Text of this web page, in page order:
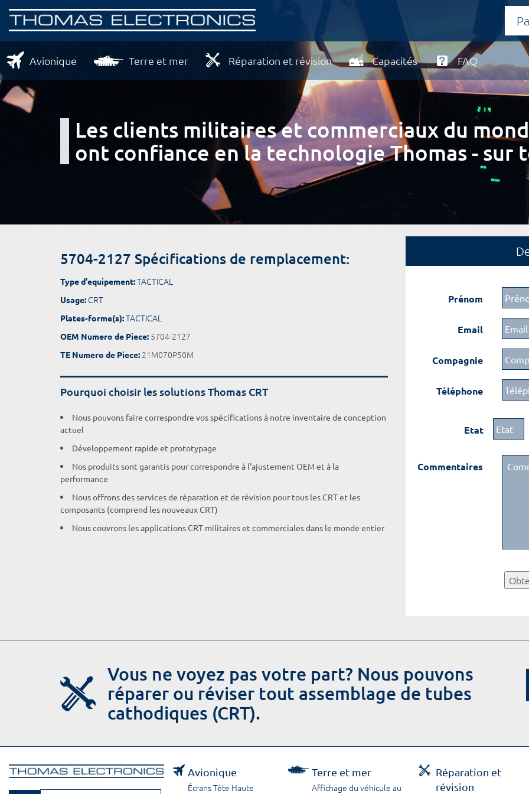
Avionique Terre et mer Réparation et révision Capacités FAQ
Les clients militaires et commerciaux du
ont confiance en la technologie Thomas - sur
5704-2127 Spécifications de remplacement:
Type d'equipement:TACTICAL
Usage: CRT
Plates-forme(s):TACTICAL
OEM Numero de Piece: 5704-2127
TE Numero de Piece: 21M070P50M
Pourquoi choisir les solutions Thomas CRT
Nous pouvons faire correspondre vos spécifications à notre inventaire de conception
actuel
Développement rapide et prototypage
Nos produits sont garantis pour correspondre à l'ajustement OEM et à la
performance
Nous offrons des services de réparation et de révision pour tous les CRT et les
composants (comprend les nouveaux CRT)
Nous couvrons les applications CRT militaires et commerciales dans le monde entier
Prénom
Email
Compagnie
Téléphone
Etat
Commentaires
Vous ne voyez pas votre part? Nous pouvons
réparer ou réviser tout assemblage de tubes
cathodiques (CRT).
Avionique
Écrans Tête Haute
Terre et mer
Affichage du véhicule au
Réparation et
révision